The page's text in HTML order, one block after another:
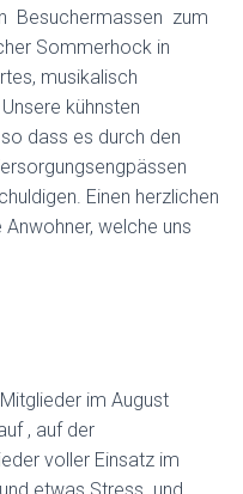
Besuchermassen zum
Sommerhock in
musikalisch
kühnsten
dass es durch den
Einen herzlichen
welche uns
im August
, auf der
voller Einsatz im